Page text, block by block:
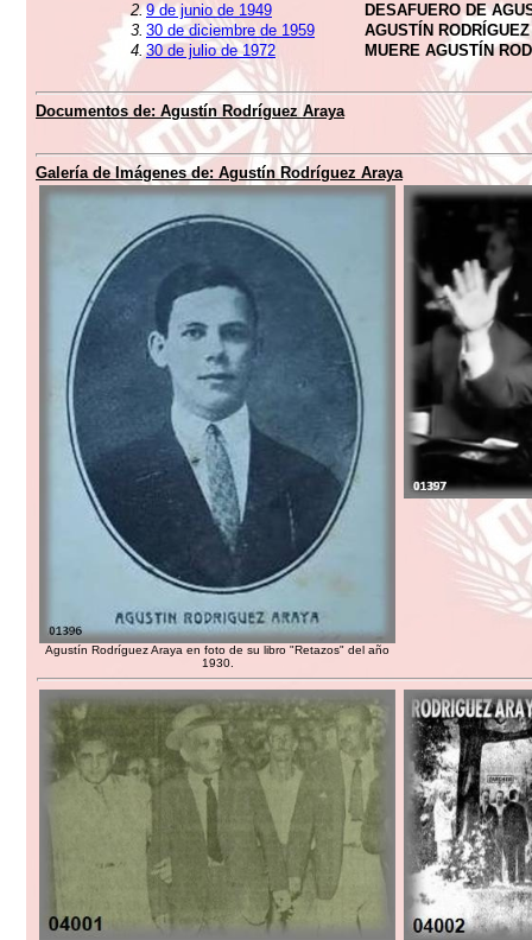
2.9 de junio de 1949
DESAFUERO DE
3. 30 de diciembre de 1959
AGUSTÍN
4. 30 de julio de 1972 MUERE AGUSTÍN
Documentos de: Agustín Rodríguez Araya
Galería de Imágenes de: Agustín Rodríguez Araya
Agustín Rodríguez Araya en foto de su libro "Retazos" del año
1930.